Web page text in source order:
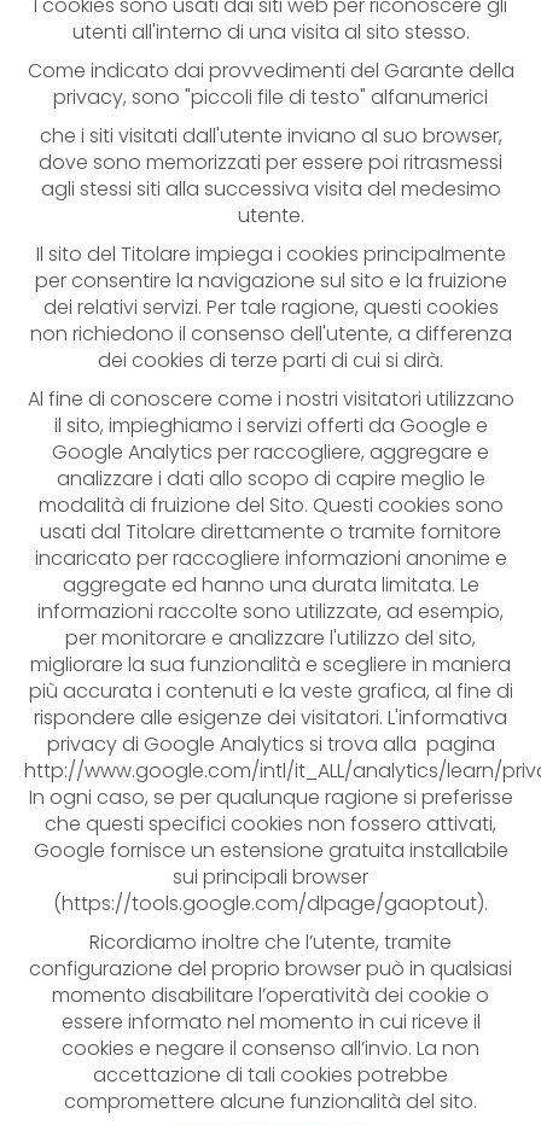
utenti all'interno di una visita al sito stesso.
Come indicato dai provvedimenti del Garante della
privacy, sono "piccoli file di testo" alfanumerici
che i siti visitati dall'utente inviano al suo browser,
dove sono memorizzati per essere poi ritrasmessi
agli stessi siti alla successiva visita del medesimo
utente.
Il sito del Titolare impiega i cookies principalmente
per consentire la navigazione sul sito e la fruizione
dei relativi servizi. Per tale ragione, questi cookies
non richiedono il consenso dell'utente, a differenza
dei cookies di terze parti di cui si dirà.
Al fine di conoscere come i nostri visitatori utilizzano
il sito, impieghiamo i servizi offerti da Google e
Google Analytics per raccogliere, aggregare e
analizzare i dati allo scopo di capire meglio le
modalità di fruizione del Sito. Questi cookies sono
usati dal Titolare direttamente o tramite fornitore
incaricato per raccogliere informazioni anonime e
aggregate ed hanno una durata limitata. Le
informazioni raccolte sono utilizzate, ad esempio,
per monitorare e analizzare l'utilizzo del sito,
migliorare la sua funzionalità e scegliere in maniera
più accurata i contenuti e la veste grafica, al fine di
rispondere alle esigenze dei visitatori. L'informativa
privacy di Google Analytics si trova alla pagina
http://www.google.com/intl/it_ALL/analytics/learn/
In ogni caso, se per qualunque ragione si preferisse
che questi specifici cookies non fossero attivati,
Google fornisce un estensione gratuita installabile
sui principali browser
(https://tools.google.com/dlpage/gaoptout).
Ricordiamo inoltre che l’utente, tramite
configurazione del proprio browser può in qualsiasi
momento disabilitare l’operatività dei cookie o
essere informato nel momento in cui riceve il
cookies e negare il consenso all’invio. La non
accettazione di tali cookies potrebbe
compromettere alcune funzionalità del sito.